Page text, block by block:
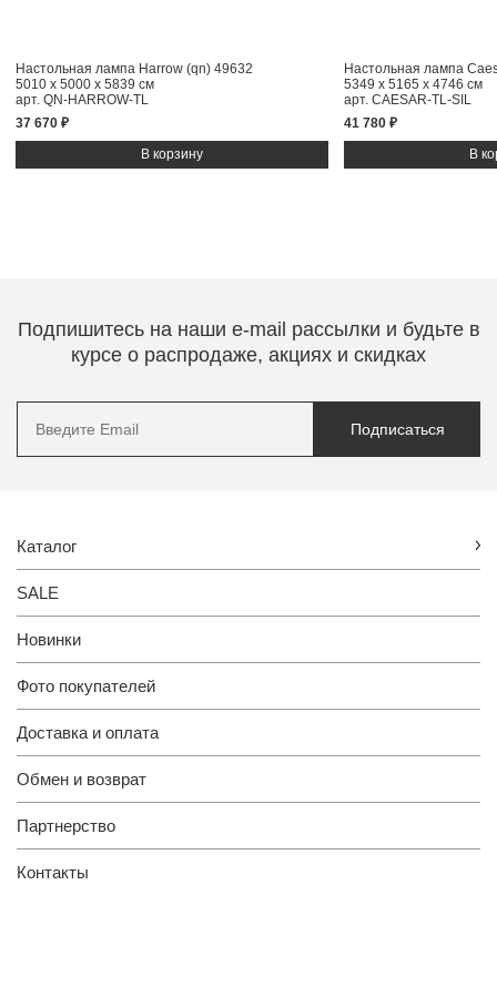
Настольная лампа Harrow (qn) 49632
5010 x 5000 x 5839 см
арт. QN-HARROW-TL
37 670 ₽
Настольная лампа
5349 x 5165 x 4746 см
арт. CAESAR-TL-SIL
41 780 ₽
Подпишитесь на наши e-mail рассылки и будьте в
курсе о распродаже, акциях и скидках
Подписаться
Каталог
SALE
Новинки
Фото покупателей
Доставка и оплата
Обмен и возврат
Партнерство
Контакты